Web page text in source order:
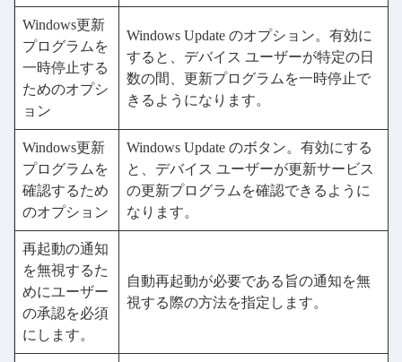
Windows更新
プログラムを
一時停止する
ためのオプシ
ョン
Windows Update のオプション。有効に
すると、デバイス ユーザーが特定の日
数の間、更新プログラムを一時停止で
きるようになります。
Windows更新
プログラムを
確認するため
のオプション
Windows Update のボタン。有効にする
と、デバイス ユーザーが更新サービス
の更新プログラムを確認できるように
なります。
再起動の通知
を無視するた
めにユーザー
の承認を必須
にします。
自動再起動が必要である旨の通知を無
視する際の方法を指定します。